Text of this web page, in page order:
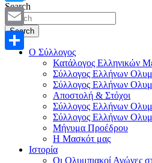
Search
Search
Ο Σύλλογος
Κατάλογος Ελληνικών
Σύλλογος Ελλήνων
Σύλλογος Ελλήνων
Αποστολή & Στόχοι
Σύλλογος Ελλήνων
Σύλλογος Ελλήνων
Μήνυμα Προέδρου
Η Μασκότ μας
Ιστορία
Οι Ολυμπιακοί Αγώνες
Twitter
Email
Μοιραστείτε